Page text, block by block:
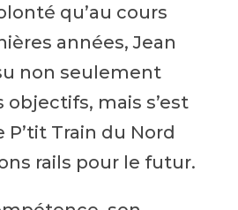
qu’au cours
années, Jean
non seulement
mais s’est
P’tit Train du Nord
rails pour le futur.